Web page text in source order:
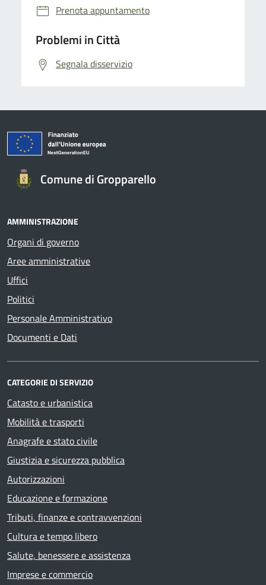
Prenota appuntamento
Problemi in Città
Segnala disservizio
Comune di Gropparello
AMMINISTRAZIONE
Organi di governo
Aree amministrative
Uffici
Politici
Personale Amministrativo
Documenti e Dati
CATEGORIE DI SERVIZIO
Catasto e urbanistica
Mobilità e trasporti
Anagrafe e stato civile
Giustizia e sicurezza pubblica
Autorizzazioni
Educazione e formazione
Tributi, finanze e contravvenzioni
Cultura e tempo libero
Salute, benessere e assistenza
Imprese e commercio